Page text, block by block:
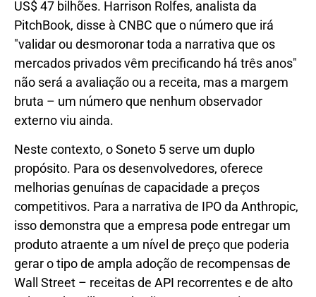
US$ 47 bilhões. Harrison Rolfes, analista da
PitchBook, disse à CNBC que o número que irá
"validar ou desmoronar toda a narrativa que os
mercados privados vêm precificando há três anos"
não será a avaliação ou a receita, mas a margem
bruta – um número que nenhum observador
externo viu ainda.
Neste contexto, o Soneto 5 serve um duplo
propósito. Para os desenvolvedores, oferece
melhorias genuínas de capacidade a preços
competitivos. Para a narrativa de IPO da Anthropic,
isso demonstra que a empresa pode entregar um
produto atraente a um nível de preço que poderia
gerar o tipo de ampla adoção de recompensas de
Wall Street – receitas de API recorrentes e de alto